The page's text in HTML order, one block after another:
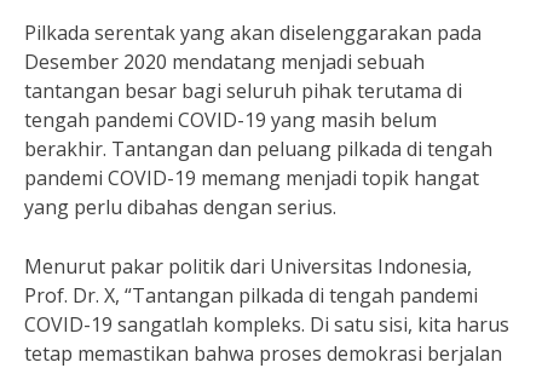
Pilkada serentak yang akan diselenggarakan pada
Desember 2020 mendatang menjadi sebuah
tantangan besar bagi seluruh pihak terutama di
tengah pandemi COVID-19 yang masih belum
berakhir. Tantangan dan peluang pilkada di tengah
pandemi COVID-19 memang menjadi topik hangat
yang perlu dibahas dengan serius.
Menurut pakar politik dari Universitas Indonesia,
Prof. Dr. X, “Tantangan pilkada di tengah pandemi
COVID-19 sangatlah kompleks. Di satu sisi, kita harus
tetap memastikan bahwa proses demokrasi berjalan